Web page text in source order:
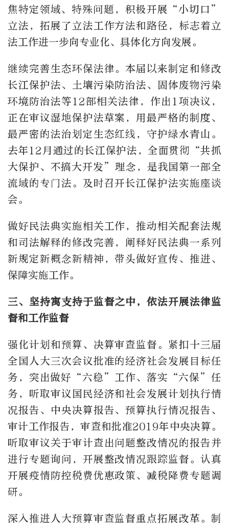
焦特定领域、特殊问题，积极开展“小切口”
立法，拓展了立法工作方法和路径，标志着立
法工作进一步向专业化、具体化方向发展。
继续完善生态环保法律。本届以来制定和修改
长江保护法、土壤污染防治法、固体废物污染
环境防治法等12部相关法律，作出1项决议，
正在审议湿地保护法草案，用最严格的制度、
最严密的法治划定生态红线，守护绿水青山。
去年12月通过的长江保护法，全面贯彻“共抓
大保护、不搞大开发”理念，是我国第一部全
流域的专门法。及时召开长江保护法实施座谈
会。
做好民法典实施相关工作，推动相关配套法规
和司法解释的修改完善，阐释好民法典一系列
新规定新概念新精神，带头做好宣传、推进、
保障实施工作。
三、坚持寓支持于监督之中，依法开展法律监
督和工作监督
强化计划和预算、决算审查监督。紧扣十三届
全国人大三次会议批准的经济社会发展目标任
务，突出做好“六稳”工作、落实“六保”任
务，听取审议国民经济和社会发展计划执行情
况报告、中央决算报告、预算执行情况报告、
审计工作报告，审查和批准2019年中央决算。
听取审议关于审计查出问题整改情况的报告并
进行专题询问，开展整改情况跟踪监督。认真
开展疫情防控税费优惠政策、减税降费专题调
研。
深入推进人大预算审查监督重点拓展改革。制